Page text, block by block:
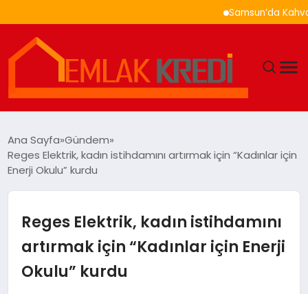
Samsun’da Kahvaltı
EKONOMI
EĞITIM
MAGAZIN
Ana Sayfa Gündem
Reges Elektrik, kadın istihdamını artırmak için “Kadınlar için
Enerji Okulu” kurdu
Reges Elektrik, kadın istihdamını
artırmak için “Kadınlar için Enerji
Okulu” kurdu